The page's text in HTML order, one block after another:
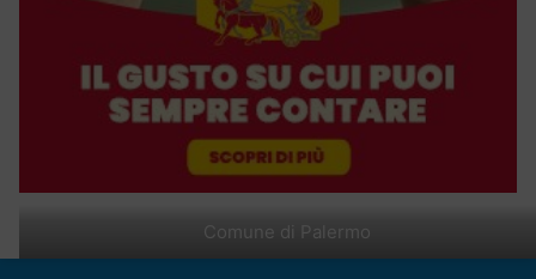
Comune di Palermo